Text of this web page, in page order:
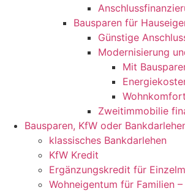
Bausparen für
Günstige
Modernisierung
Mit
Zweitimmobilie
Bausparen, KfW oder
klassisches Bankdarlehen
KfW Kredit
Ergänzungskredit für
Wohneigentum für Familien